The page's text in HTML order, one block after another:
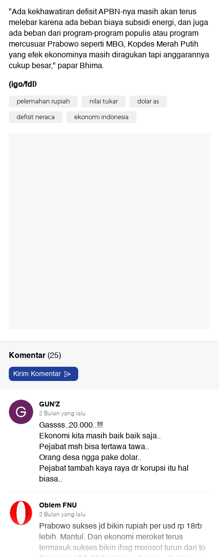
"Ada kekhawatiran defisit APBN-nya masih akan terus
melebar karena ada beban biaya subsidi energi, dan juga
ada beban dari program-program populis atau program
mercusuar Prabowo seperti MBG, Kopdes Merah Putih
yang efek ekonominya masih diragukan tapi anggarannya
cukup besar," papar Bhima.
(igo/fdl)
pelemahan rupiah nilai tukar dolar as
defisit neraca ekonomi indonesia